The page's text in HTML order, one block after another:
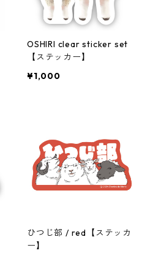
OSHIRI clear sticker set
【ステッカー】
¥1,000
ひつじ部 / red【ステッカ
ー】